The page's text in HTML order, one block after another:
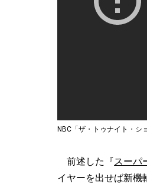
NBC「ザ・トゥナイト・シ
前述した『スーパ
イヤーを出せば新機